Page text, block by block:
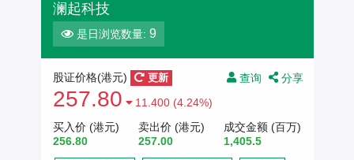
澜起科技
是日浏览数量: 9
查询 分享
股证价格(港元) 更新
257.80
11.400 (4.24%)
买入价 (港元)
256.80
卖出价 (港元)
257.00
成交金额 (百万)
1,405.5